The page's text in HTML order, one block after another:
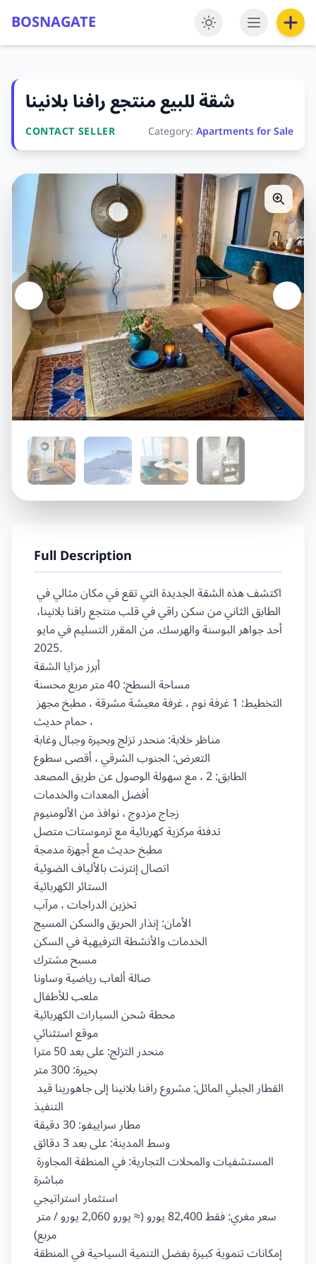
BOSNAGATE
شقة للبيع منتجع رافنا بلانينا
CONTACT SELLER Category:Apartments for Sale
Full Description
2025.
أبرز مزايا الشقة
مساحة السطح: 40 متر مربع محسنة
التخطيط: 1 غرفة نوم ، غرفة معيشة مشرقة ، مطبخ مجهز
، حمام حديث
مناظر خلابة: منحدر تزلج وبحيرة وجبال وغابة
التعرض: الجنوب الشرقي ، أقصى سطوع
الطابق: 2 ، مع سهولة الوصول عن طريق المصعد
أفضل المعدات والخدمات
زجاج مزدوج ، نوافذ من الألومنيوم
تدفئة مركزية كهربائية مع ترموستات متصل
مطبخ حديث مع أجهزة مدمجة
اتصال إنترنت بالألياف الضوئية
الستائر الكهربائية
تخزين الدراجات ، مرآب
الأمان: إنذار الحريق والسكن المسيج
الخدمات والأنشطة الترفيهية في السكن
مسبح مشترك
صالة ألعاب رياضية وساونا
ملعب للأطفال
محطة شحن السيارات الكهربائية
موقع استثنائي
منحدر التزلج: على بعد 50 مترا
بحيرة: 300 متر
التنفيذ
مطار سراييفو: 30 دقيقة
وسط المدينة: على بعد 3 دقائق
مباشرة
استثمار استراتيجي
سعر مغري: فقط 82,400 يورو (≈ يورو 2,060 يورو / متر
مربع)
إمكانات تنموية كبيرة بفضل التنمية السياحية في المنطقة